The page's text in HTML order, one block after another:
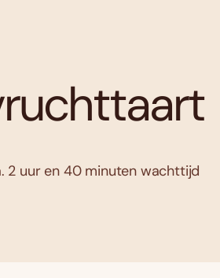
2 uur en 40 minuten wachttijd